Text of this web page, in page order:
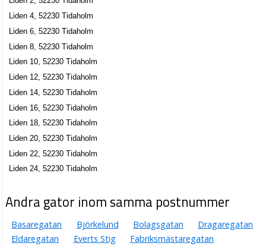
Liden 4, 52230 Tidaholm
Liden 6, 52230 Tidaholm
Liden 8, 52230 Tidaholm
Liden 10, 52230 Tidaholm
Liden 12, 52230 Tidaholm
Liden 14, 52230 Tidaholm
Liden 16, 52230 Tidaholm
Liden 18, 52230 Tidaholm
Liden 20, 52230 Tidaholm
Liden 22, 52230 Tidaholm
Liden 24, 52230 Tidaholm
Andra gator inom samma postnummer
Basaregatan Björkelund Bolagsgatan
Dragaregatan
Eldaregatan
Everts Stig
Fabriksmästaregatan